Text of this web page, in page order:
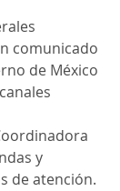
comunicado
de México
y
de atención.